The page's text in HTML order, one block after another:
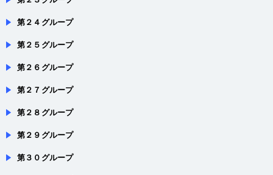
第２４グループ
第２５グループ
第２６グループ
第２７グループ
第２８グループ
第２９グループ
第３０グループ